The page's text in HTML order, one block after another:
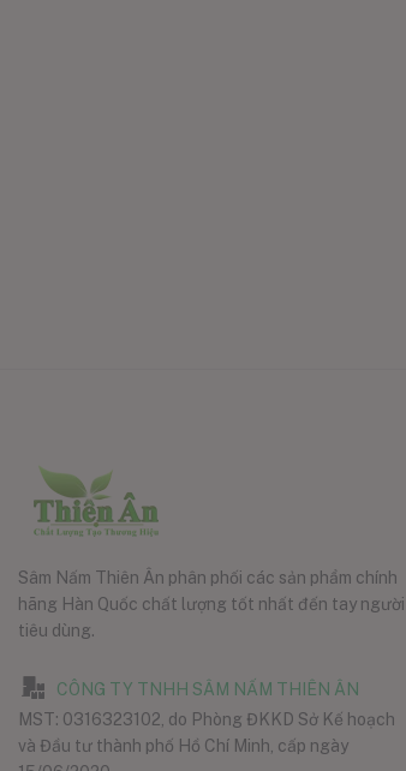
Sâm Nấm Thiên Ân phân phối các sản phẩm chính
hãng Hàn Quốc chất lượng tốt nhất đến tay người
tiêu dùng.
CÔNG TY TNHH SÂM NẤM THIÊN ÂN
MST: 0316323102, do Phòng ĐKKD Sở Kế hoạch
và Đầu tư thành phố Hồ Chí Minh, cấp ngày